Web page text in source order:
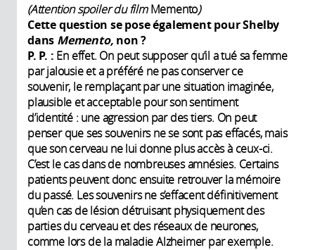
(Attention spoiler du filmMemento)
Cette question se pose également pour Shelby
dans Memento, non ?
P. P. : En effet. On peut supposer qu’il a tué sa femme
par jalousie et a préféré ne pas conserver ce
souvenir, le remplaçant par une situation imaginée,
plausible et acceptable pour son sentiment
d’identité : une agression par des tiers. On peut
penser que ses souvenirs ne se sont pas effacés, mais
que son cerveau ne lui donne plus accès à ceux-ci.
C’est le cas dans de nombreuses amnésies. Certains
patients peuvent donc ensuite retrouver la mémoire
du passé. Les souvenirs ne s’effacent définitivement
qu’en cas de lésion détruisant physiquement des
parties du cerveau et des réseaux de neurones,
comme lors de la maladie Alzheimer par exemple.